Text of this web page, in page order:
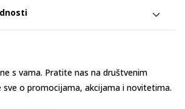
s vama. Pratite nas na društvenim
o promocijama, akcijama i novitetima.